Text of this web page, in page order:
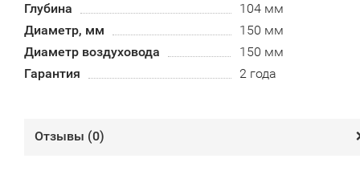
Глубина
104 мм
Диаметр, мм
150 мм
Диаметр воздуховода
150 мм
Гарантия
2 года
Отзывы (0)